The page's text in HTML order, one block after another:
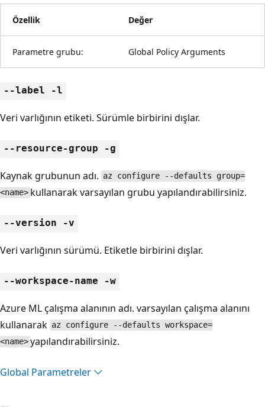
Özellik Değer
Parametre grubu: Global Policy Arguments
--label -l
Veri varlığının etiketi. Sürümle birbirini dışlar.
--resource-group -g
Kaynak grubunun adı. az configure --defaults group=
<name> kullanarak varsayılan grubu yapılandırabilirsiniz.
--version -v
Veri varlığının sürümü. Etiketle birbirini dışlar.
--workspace-name -w
Azure ML çalışma alanının adı. varsayılan çalışma alanını
kullanarak az configure --defaults workspace=
<name>yapılandırabilirsiniz.
Global Parametreler